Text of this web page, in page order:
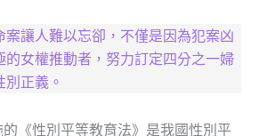
案讓人難以忘卻，不僅是因為犯案凶
的女權推動者，努力訂定四分之一婦
正義。
《性別平等教育法》是我國性別平